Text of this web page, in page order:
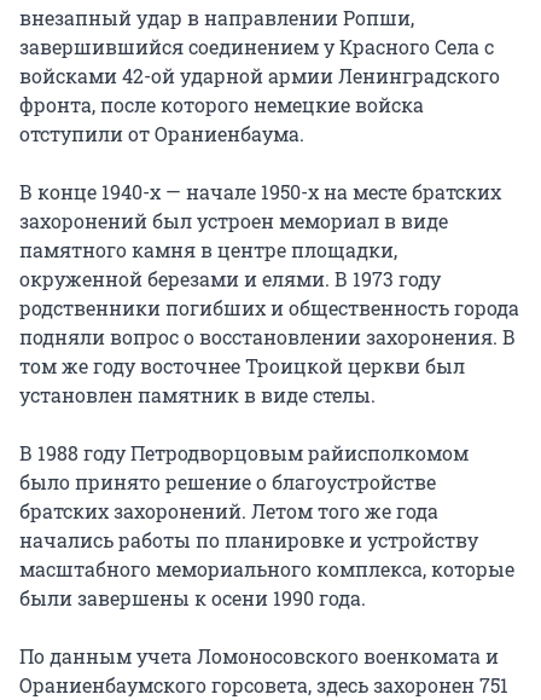
внезапный удар в направлении Ропши,
завершившийся соединением у Красного Села с
войсками 42-ой ударной армии Ленинградского
фронта, после которого немецкие войска
отступили от Ораниенбаума.
В конце 1940-х — начале 1950-х на месте братских
захоронений был устроен мемориал в виде
памятного камня в центре площадки,
окруженной березами и елями. В 1973 году
родственники погибших и общественность города
подняли вопрос о восстановлении захоронения. В
том же году восточнее Троицкой церкви был
установлен памятник в виде стелы.
В 1988 году Петродворцовым райисполкомом
было принято решение о благоустройстве
братских захоронений. Летом того же года
начались работы по планировке и устройству
масштабного мемориального комплекса, которые
были завершены к осени 1990 года.
По данным учета Ломоносовского военкомата и
Ораниенбаумского горсовета, здесь захоронен 751